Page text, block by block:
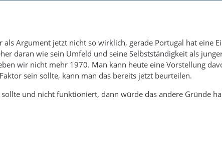
als Argument jetzt nicht so wirklich, gerade Portugal hat eine
daran wie sein Umfeld und seine Selbstständigkeit als
wir nicht mehr 1970. Man kann heute eine Vorstellung
sein sollte, kann man das bereits jetzt beurteilen.
und nicht funktioniert, dann würde das andere Gründe